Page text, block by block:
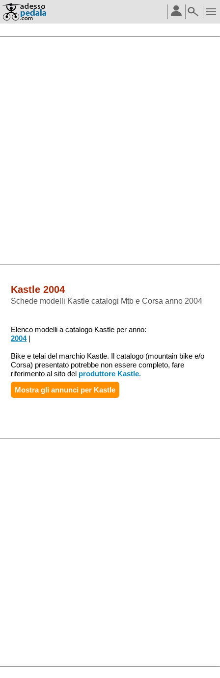
Kastle 2004
Schede modelli Kastle catalogi Mtb e Corsa anno 2004
Elenco modelli a catalogo Kastle per anno:
2004|
Bike e telai del marchio Kastle. Il catalogo (mountain bike e/o
Corsa) presentato potrebbe non essere completo, fare
riferimento al sito del produttore Kastle.
Mostra gli annunci per Kastle